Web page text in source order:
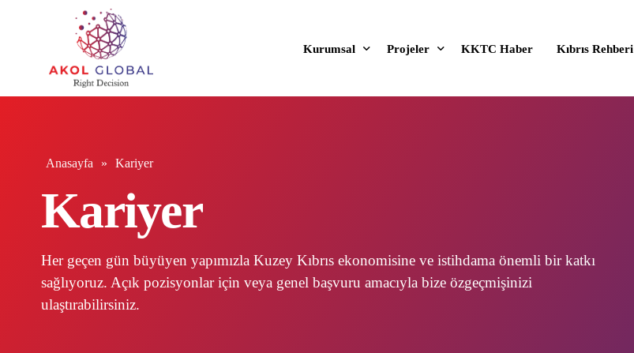
Kurumsal Projeler
Kiralık Emlaklar
KKTC Haber Kıbrıs Rehberi
Anasayfa » Kariyer
Kariyer
Her geçen gün büyüyen yapımızla Kuzey Kıbrıs ekonomisine ve istihdama önemli bir katkı
sağlıyoruz. Açık pozisyonlar için veya genel başvuru amacıyla bize özgeçmişinizi
ulaştırabilirsiniz.